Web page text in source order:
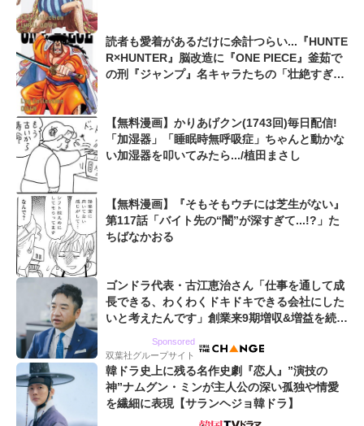
読者も愛着があるだけに余計つらい...『HUNTE
R×HUNTER』脳改造に『ONE PIECE』釜茹で
の刑『ジャンプ』名キャラたちの「壮絶すぎる
【無料漫画】かりあげクン(1743回)毎日配信!
「加湿器」「睡眠時無呼吸症」ちゃんと動かな
い加湿器を叩いてみたら.../植田まさし
【無料漫画】『そもそもウチには芝生がない』
第117話「バイト先の“闇”が深すぎて...!?」た
ちばなかおる
ゴンドラ代表・古江恵治さん「仕事を通して成
長できる、わくわくドキドキできる会社にした
いと考えたんです」創業来9期増収&増益を続け
Sponsored
双葉社グループサイト
韓ドラ史上に残る名作史劇『恋人』”演技の
神”ナムグン・ミンが主人公の深い孤独や情愛
を繊細に表現【サランヘジョ韓ドラ】